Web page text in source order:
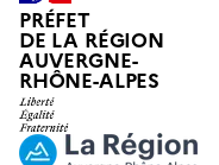
PRÉFET
DE LA RÉGION
AUVERGNE-
RHÔNE-ALPES